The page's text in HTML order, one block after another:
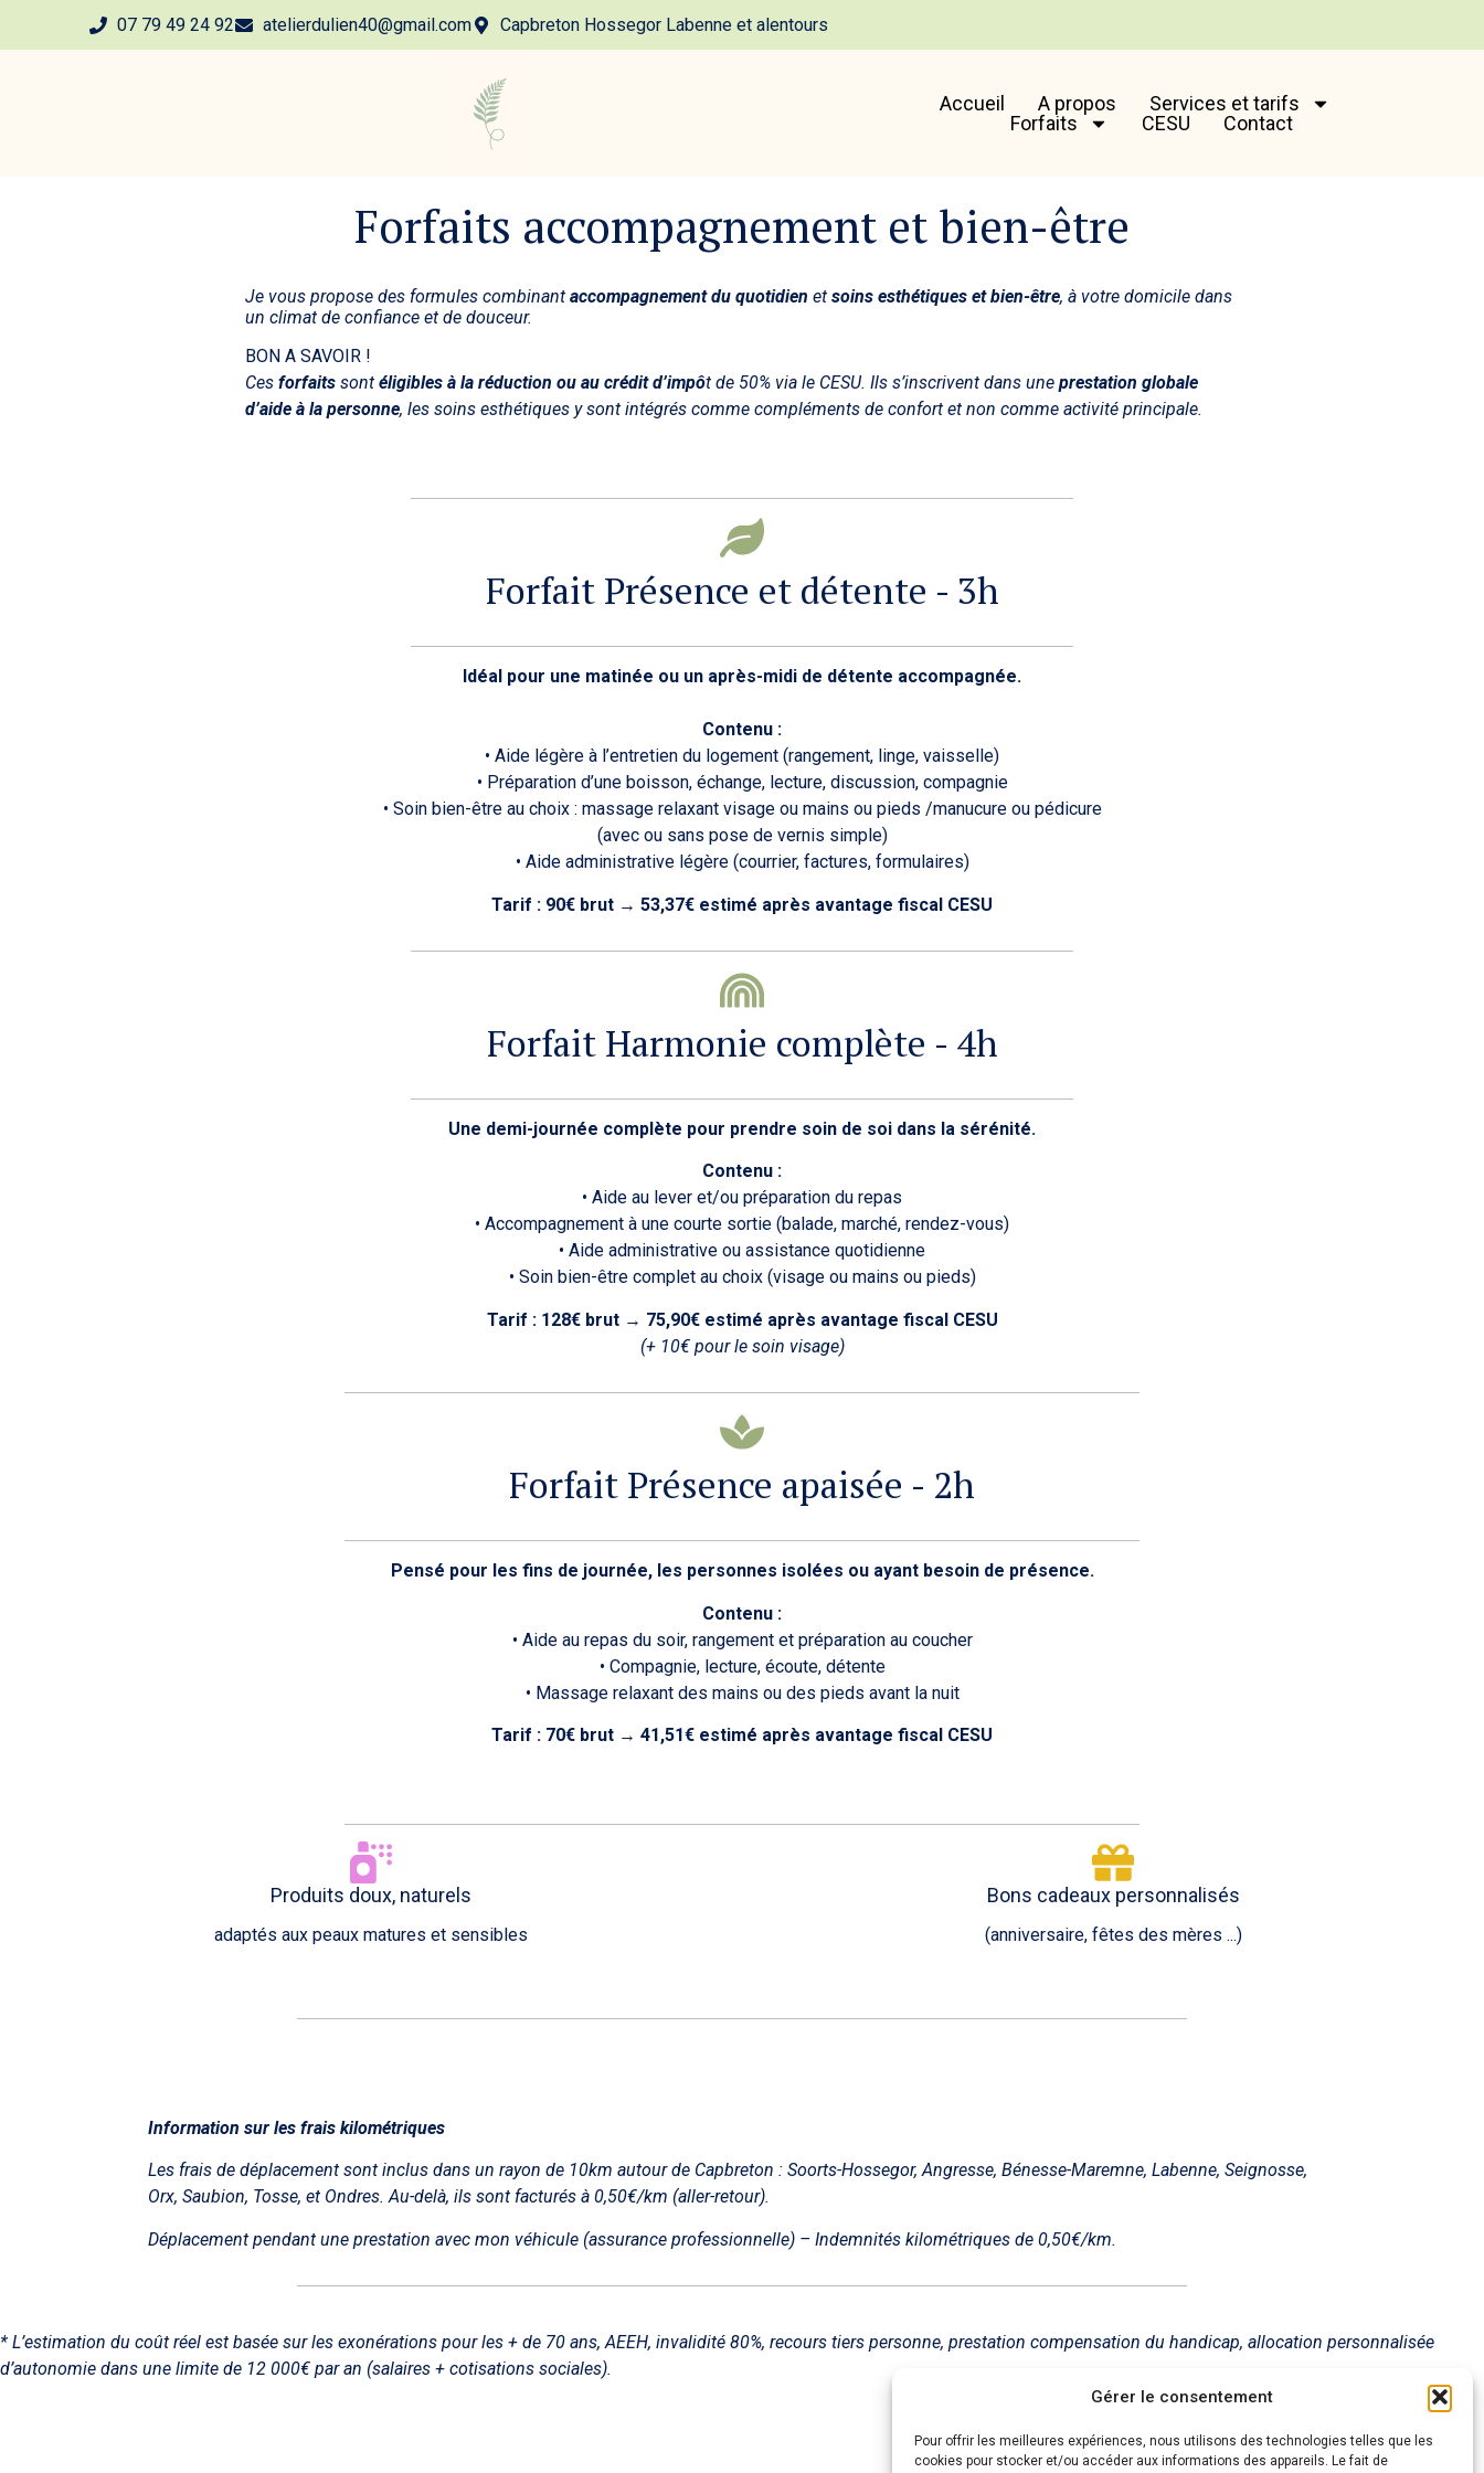
Gérer le consentement
Pour offrir les meilleures expériences, nous utilisons des technologies telles que les
cookies pour stocker et/ou accéder aux informations des appareils. Le fait de
07 79 49 24 92 atelierdulien40@gmail.com Capbreton Hossegor Labenne et alentours
Accueil A propos
Services et tarifs
Forfaits
CESU Contact
Forfaits accompagnement et bien-être
Je vous propose des formules combinant accompagnement du quotidien et soins esthétiques et bien-être, à votre domicile dans
un climat de confiance et de douceur.
BON A SAVOIR !
Ces forfaits sont éligibles à la réduction ou au crédit d’impôt de 50% via le CESU. Ils s’inscrivent dans une prestation globale
d’aide à la personne, les soins esthétiques y sont intégrés comme compléments de confort et non comme activité principale.
Forfait Présence et détente - 3h
Idéal pour une matinée ou un après-midi de détente accompagnée.
Contenu :
• Aide légère à l’entretien du logement (rangement, linge, vaisselle)
• Préparation d’une boisson, échange, lecture, discussion, compagnie
• Soin bien-être au choix : massage relaxant visage ou mains ou pieds /manucure ou pédicure
(avec ou sans pose de vernis simple)
• Aide administrative légère (courrier, factures, formulaires)
Tarif : 90€ brut → 53,37€ estimé après avantage fiscal CESU
Forfait Harmonie complète - 4h
Une demi-journée complète pour prendre soin de soi dans la sérénité.
Contenu :
• Aide au lever et/ou préparation du repas
• Accompagnement à une courte sortie (balade, marché, rendez-vous)
• Aide administrative ou assistance quotidienne
• Soin bien-être complet au choix (visage ou mains ou pieds)
Tarif : 128€ brut→ 75,90€ estimé après avantage fiscal CESU
(+ 10€ pour le soin visage)
Forfait Présence apaisée - 2h
Pensé pour les fins de journée, les personnes isolées ou ayant besoin de présence.
Contenu :
• Aide au repas du soir, rangement et préparation au coucher
• Compagnie, lecture, écoute, détente
• Massage relaxant des mains ou des pieds avant la nuit
Tarif : 70€ brut → 41,51€ estimé après avantage fiscal CESU
Produits doux, naturels
adaptés aux peaux matures et sensibles
Bons cadeaux personnalisés
(anniversaire, fêtes des mères ...)
Information sur les frais kilométriques
Les frais de déplacement sont inclus dans un rayon de 10km autour de Capbreton : Soorts-Hossegor, Angresse, Bénesse-Maremne, Labenne, Seignosse,
Orx, Saubion, Tosse, et Ondres. Au-delà, ils sont facturés à 0,50€/km (aller-retour).
Déplacement pendant une prestation avec mon véhicule (assurance professionnelle) – Indemnités kilométriques de 0,50€/km.
* L’estimation du coût réel est basée sur les exonérations pour les + de 70 ans, AEEH, invalidité 80%, recours tiers personne, prestation compensation du handicap, allocation personnalisée
d’autonomie dans une limite de 12 000€ par an (salaires + cotisations sociales).